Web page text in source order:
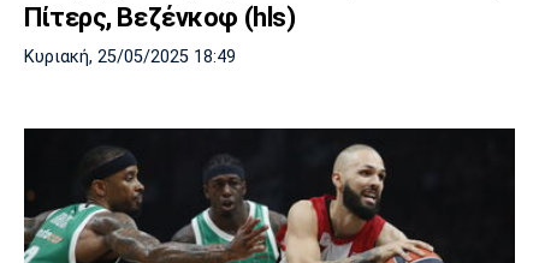
Πίτερς, Βεζένκοφ (hls)
Κυριακή, 25/05/2025 18:49